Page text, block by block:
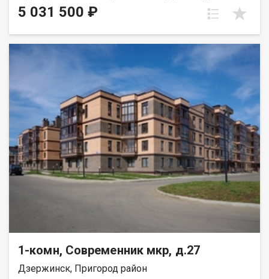
инфраструктурой. ☝️Более 10 видов планировок и Вы
сможете подобрать квартиру любой площади от небольшой
Все квартиры свободной планировки, в получистовой
отделке. ? Каждому покупателю дизайн – проект в подарок!
Весь ЖК уже сдан! ☎️ 733-333. ДомСтрой
5 031 500 ₽
1-комн, Современник мкр, д.27
Дзержинск, Пригород район